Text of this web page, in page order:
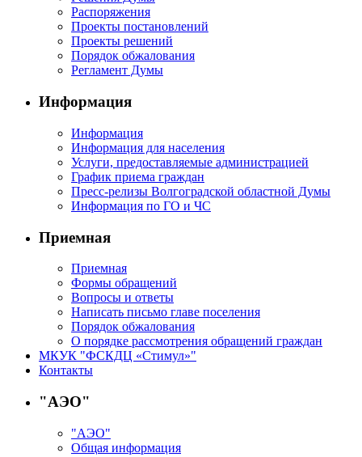
Распоряжения
Проекты постановлений
Проекты решений
Порядок обжалования
Регламент Думы
Информация
Информация
Информация для населения
Услуги, предоставляемые администрацией
График приема граждан
Пресс-релизы Волгоградской областной Думы
Информация по ГО и ЧС
Приемная
Приемная
Формы обращений
Вопросы и ответы
Написать письмо главе поселения
Порядок обжалования
О порядке рассмотрения обращений граждан
МКУК "ФСКДЦ «Стимул»"
Контакты
"АЭО"
"АЭО"
Общая информация